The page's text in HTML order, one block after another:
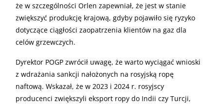
że w szczególności Orlen zapewniał, że jest w stanie
zwiększyć produkcję krajową, gdyby pojawiło się ryzyko
dotyczące ciągłości zaopatrzenia klientów na gaz dla
celów grzewczych.
Dyrektor POGP zwrócił uwagę, że warto wyciągać wnioski
z wdrażania sankcji nałożonych na rosyjską ropę
naftową. Wskazał, że w 2023 i 2024 r. rosyjscy
producenci zwiększyli eksport ropy do Indii czy Turcji,